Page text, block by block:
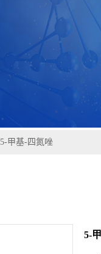
5-甲基-四氮唑
5-